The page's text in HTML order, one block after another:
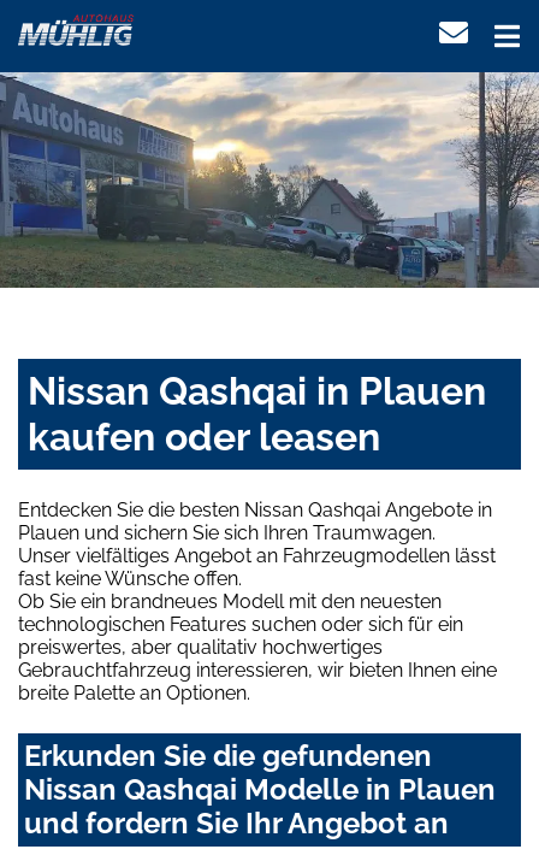
Nissan Qashqai in Plauen
kaufen oder leasen
Entdecken Sie die besten Nissan Qashqai Angebote in
Plauen und sichern Sie sich Ihren Traumwagen.
Unser vielfältiges Angebot an Fahrzeugmodellen lässt
fast keine Wünsche offen.
Ob Sie ein brandneues Modell mit den neuesten
technologischen Features suchen oder sich für ein
preiswertes, aber qualitativ hochwertiges
Gebrauchtfahrzeug interessieren, wir bieten Ihnen eine
breite Palette an Optionen.
Erkunden Sie die gefundenen
Nissan Qashqai Modelle in Plauen
und fordern Sie Ihr Angebot an